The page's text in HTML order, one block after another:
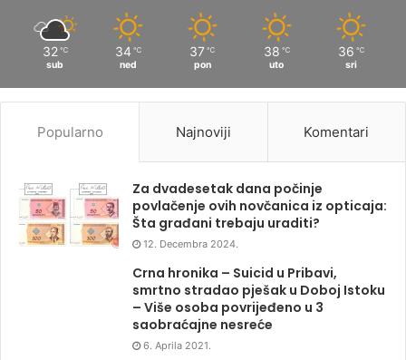
32 ℃
sub
34 ℃
ned
37 ℃
pon
38 ℃
uto
36 ℃
sri
Popularno Najnoviji Komentari
Za dvadesetak dana počinje
povlačenje ovih novčanica iz opticaja:
Šta građani trebaju uraditi?
12. Decembra 2024.
Crna hronika – Suicid u Pribavi,
smrtno stradao pješak u Doboj Istoku
– Više osoba povrijeđeno u 3
saobraćajne nesreće
6. Aprila 2021.